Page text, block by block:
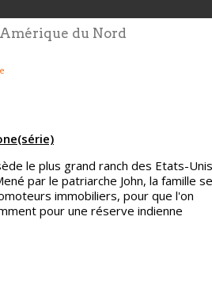
du Nord
le plus grand ranch des Etats-Unis
par le patriarche John, la famille se
immobiliers, pour que l'on
pour une réserve indienne